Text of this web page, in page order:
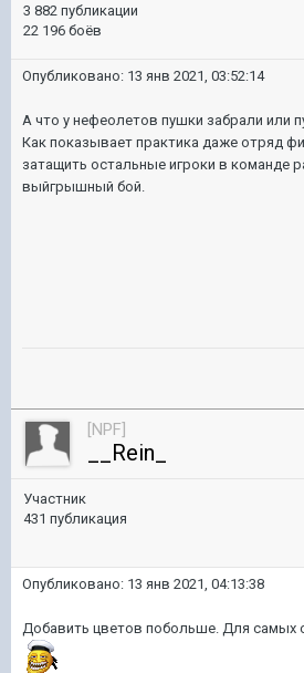
3 882 публикации
22 196 боёв
Опубликовано: 13 янв 2021, 03:52:14
А что у нефеолетов пушки забрали или
Как показывает практика даже отряд
затащить остальные игроки в команде
выйгрышный бой.
[NPF]
__Rein_
Участник
431 публикация
Опубликовано: 13 янв 2021, 04:13:38
Добавить цветов побольше. Для самых